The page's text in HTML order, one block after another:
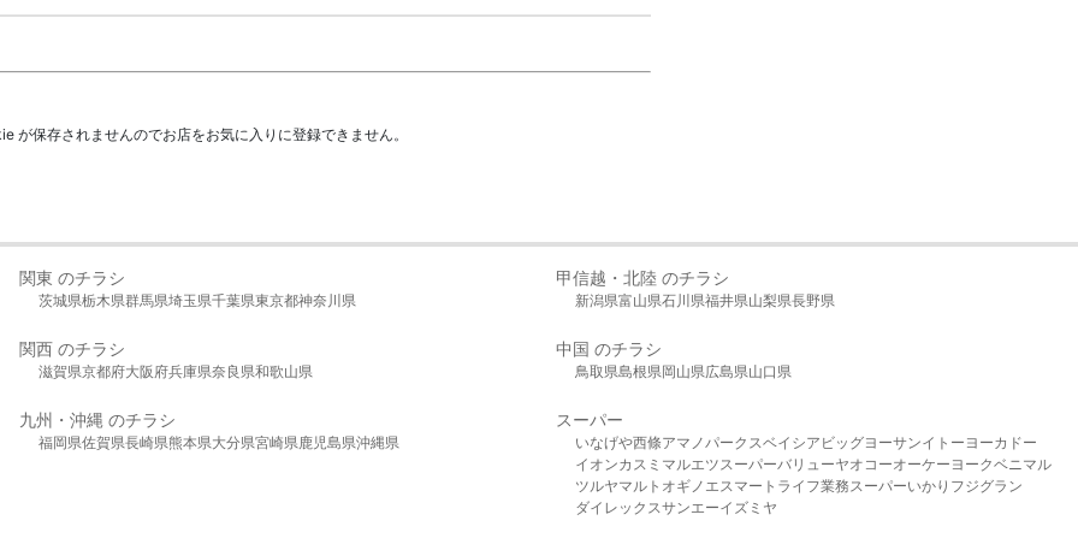
保存されませんのでお店をお気に入りに登録できません。
関東 のチラシ
茨城県栃木県群馬県埼玉県千葉県東京都神奈川県
甲信越・北陸 のチラシ
新潟県富山県石川県福井県山梨県長野県
関西 のチラシ
滋賀県京都府大阪府兵庫県奈良県和歌山県
中国 のチラシ
鳥取県島根県岡山県広島県山口県
九州・沖縄 のチラシ
福岡県佐賀県長崎県熊本県大分県宮崎県鹿児島県沖縄県
スーパー
いなげや西條アマノパークスベイシア ビッグヨーサンイトーヨーカドー
イオンカスミ マルエツスーパーバリューヤオコーオーケー ヨークベニマル
ツルヤマルト オギノ エスマート ライフ業務スーパーいかり フジグラン
ダイレックスサンエーイズミヤ